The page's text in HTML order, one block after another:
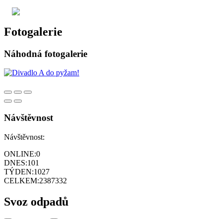
Fotogalerie
Náhodná fotogalerie
Návštěvnost
Návštěvnost:
ONLINE:0
DNES:101
TÝDEN:1027
CELKEM:2387332
Svoz odpadů